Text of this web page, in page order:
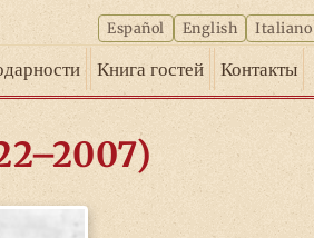
Español English Italiano
Книга гостей Контакты